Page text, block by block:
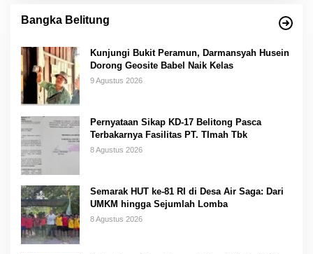
Bangka Belitung
Kunjungi Bukit Peramun, Darmansyah Husein
Dorong Geosite Babel Naik Kelas
9 Agustus 2026
Pernyataan Sikap KD-17 Belitong Pasca
Terbakarnya Fasilitas PT. TImah Tbk
8 Agustus 2026
Semarak HUT ke-81 RI di Desa Air Saga: Dari
UMKM hingga Sejumlah Lomba
8 Agustus 2026